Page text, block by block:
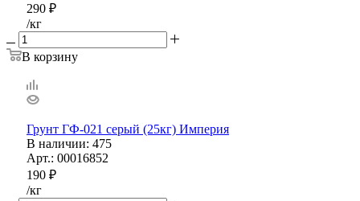
290 ₽
/кг
В корзину
Грунт ГФ-021 серый (25кг) Империя
В наличии: 475
Арт.: 00016852
190 ₽
/кг